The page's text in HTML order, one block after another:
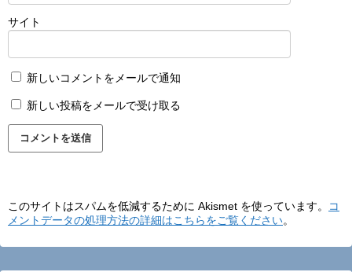
サイト
新しいコメントをメールで通知
新しい投稿をメールで受け取る
このサイトはスパムを低減するために Akismet を使っています。
コ
メントデータの処理方法の詳細はこちらをご覧ください。